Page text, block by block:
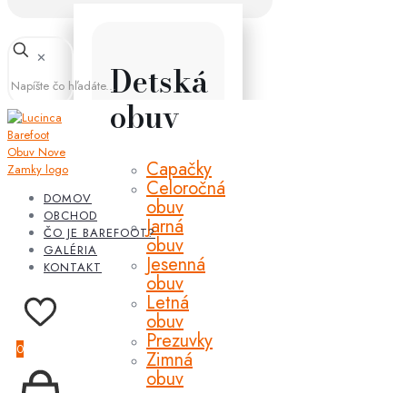
Detská
obuv
Capačky
Celoročná
obuv
Jarná
obuv
Jesenná
obuv
Letná
obuv
Prezuvky
Zimná
obuv
✕
DOMOV
OBCHOD
ČO JE BAREFOOT?
GALÉRIA
KONTAKT
0